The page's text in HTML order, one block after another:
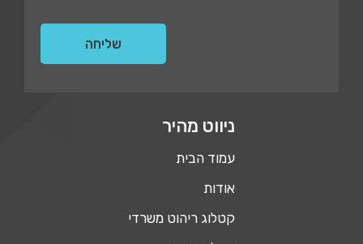
ניווט מהיר
עמוד הבית
אודות
קטלוג ריהוט משרדי